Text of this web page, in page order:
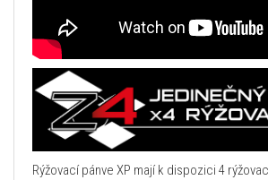
Rýžovací pánve XP mají k dispozici 4